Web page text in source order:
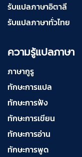
รับแปลภาษาอิตาลี
รับแปลภาษาทั่วไทย
ความรู้แปลภาษา
ภาษากูรู
ทักษะการแปล
ทักษะการฟัง
ทักษะการเขียน
ทักษะการอ่าน
ทักษะการพูด